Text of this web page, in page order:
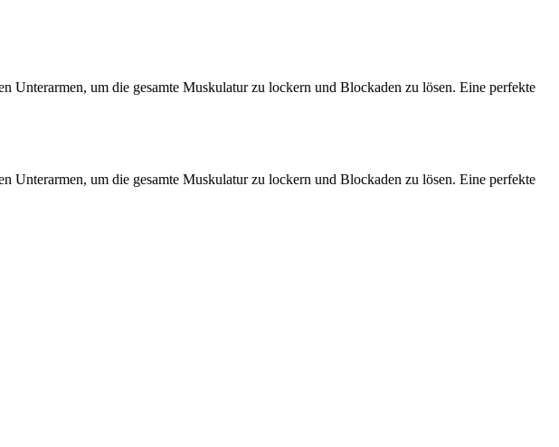
um die gesamte Muskulatur zu lockern und Blockaden zu lösen. Eine perfekte
um die gesamte Muskulatur zu lockern und Blockaden zu lösen. Eine perfekte